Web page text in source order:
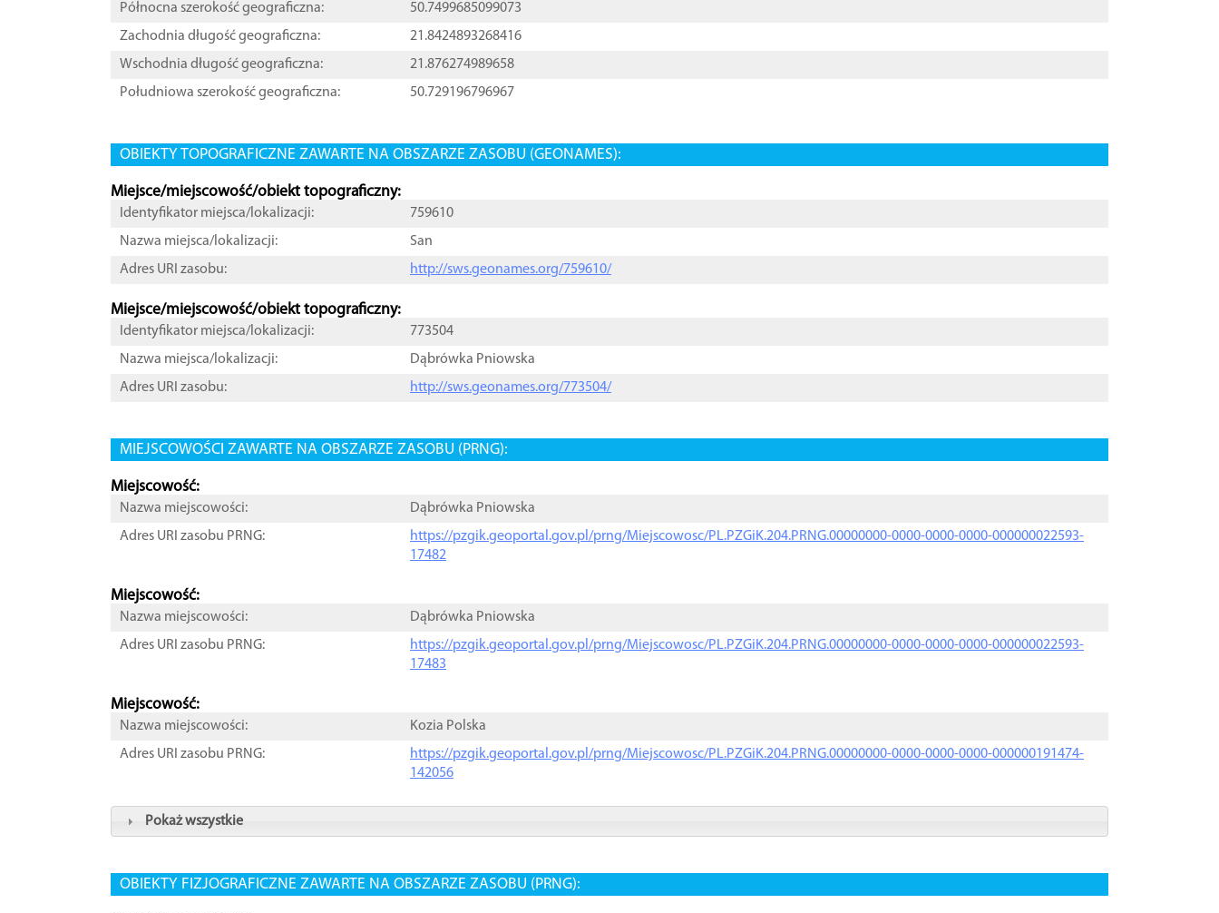
Północna szerokość geograficzna:
50.7499685099073
Zachodnia długość geograficzna:
21.8424893268416
Wschodnia długość geograficzna:
21.876274989658
Południowa szerokość geograficzna:
50.729196796967
OBIEKTY TOPOGRAFICZNE ZAWARTE NA OBSZARZE ZASOBU (GEONAMES):
Miejsce/miejscowość/obiekt topograficzny:
Identyfikator miejsca/lokalizacji:
759610
Nazwa miejsca/lokalizacji:
San
Adres URI zasobu:
http://sws.geonames.org/759610/
Miejsce/miejscowość/obiekt topograficzny:
Identyfikator miejsca/lokalizacji:
773504
Nazwa miejsca/lokalizacji:
Dąbrówka Pniowska
Adres URI zasobu:
http://sws.geonames.org/773504/
MIEJSCOWOŚCI ZAWARTE NA OBSZARZE ZASOBU (PRNG):
Miejscowość:
Nazwa miejscowości:
Dąbrówka Pniowska
Adres URI zasobu PRNG:
https://pzgik.geoportal.gov.pl/prng/Miejscowosc/PL.PZGiK.204.PRNG.00000000-0000-0000-0000-000000022593-
17482
Miejscowość:
Nazwa miejscowości:
Dąbrówka Pniowska
Adres URI zasobu PRNG:
https://pzgik.geoportal.gov.pl/prng/Miejscowosc/PL.PZGiK.204.PRNG.00000000-0000-0000-0000-000000022593-
17483
Miejscowość:
Nazwa miejscowości:
Kozia Polska
Adres URI zasobu PRNG:
https://pzgik.geoportal.gov.pl/prng/Miejscowosc/PL.PZGiK.204.PRNG.00000000-0000-0000-0000-000000191474-
142056
Pokaż wszystkie
OBIEKTY FIZJOGRAFICZNE ZAWARTE NA OBSZARZE ZASOBU (PRNG):